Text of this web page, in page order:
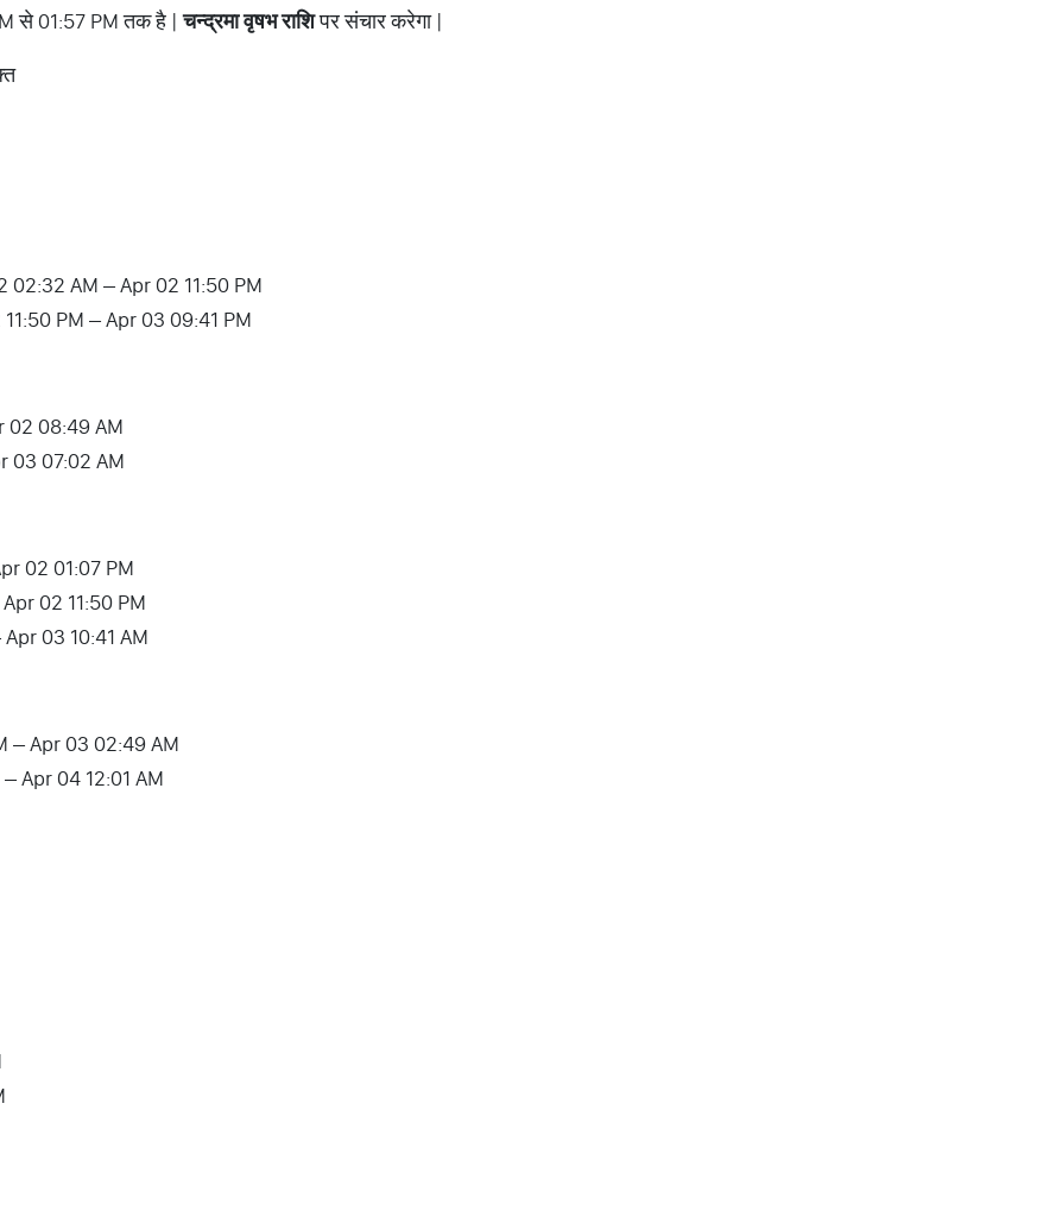
से 01:57 PM तक है |चन्द्रमा वृषभ राशिपर संचार करेगा |
02:32 AM – Apr 02 11:50 PM
PM – Apr 03 09:41 PM
02 08:49 AM
03 07:02 AM
02 01:07 PM
02 11:50 PM
03 10:41 AM
– Apr 03 02:49 AM
Apr 04 12:01 AM